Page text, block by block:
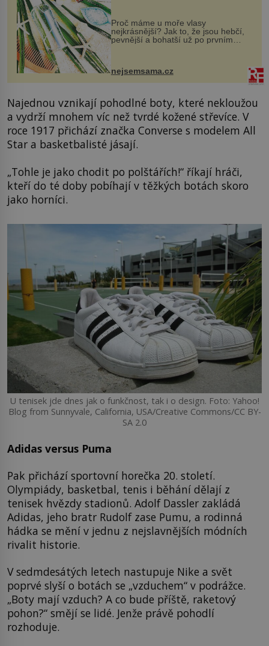
Proč máme u moře vlasy
nejkrásnější? Jak to, že jsou hebčí,
pevnější a bohatší už po prvním
vlasy. ...
nejsemsama.cz
Najednou vznikají pohodlné boty, které nekloužou
a vydrží mnohem víc než tvrdé kožené střevíce. V
roce 1917 přichází značka Converse s modelem All
Star a basketbalisté jásají.
„Tohle je jako chodit po polštářích!“ říkají hráči,
kteří do té doby pobíhají v těžkých botách skoro
jako horníci.
U tenisek jde dnes jak o funkčnost, tak i o design. Foto: Yahoo!
Blog from Sunnyvale, California, USA/Creative Commons/CC BY-
SA 2.0
Adidas versus Puma
Pak přichází sportovní horečka 20. století.
Olympiády, basketbal, tenis i běhání dělají z
tenisek hvězdy stadionů. Adolf Dassler zakládá
Adidas, jeho bratr Rudolf zase Pumu, a rodinná
hádka se mění v jednu z nejslavnějších módních
rivalit historie.
V sedmdesátých letech nastupuje Nike a svět
poprvé slyší o botách se „vzduchem“ v podrážce.
„Boty mají vzduch? A co bude příště, raketový
pohon?“ smějí se lidé. Jenže právě pohodlí
rozhoduje.